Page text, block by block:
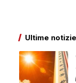
Ultime notizie